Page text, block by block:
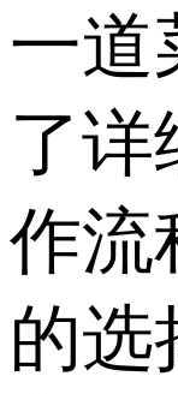
一道
了详
作流
的选